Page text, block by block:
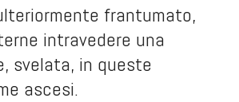
frantumato,
intravedere una
svelata, in queste
ascesi.